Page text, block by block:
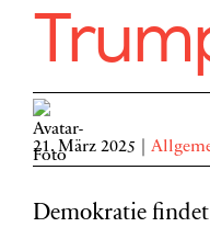
21. März 2025
Demokratie